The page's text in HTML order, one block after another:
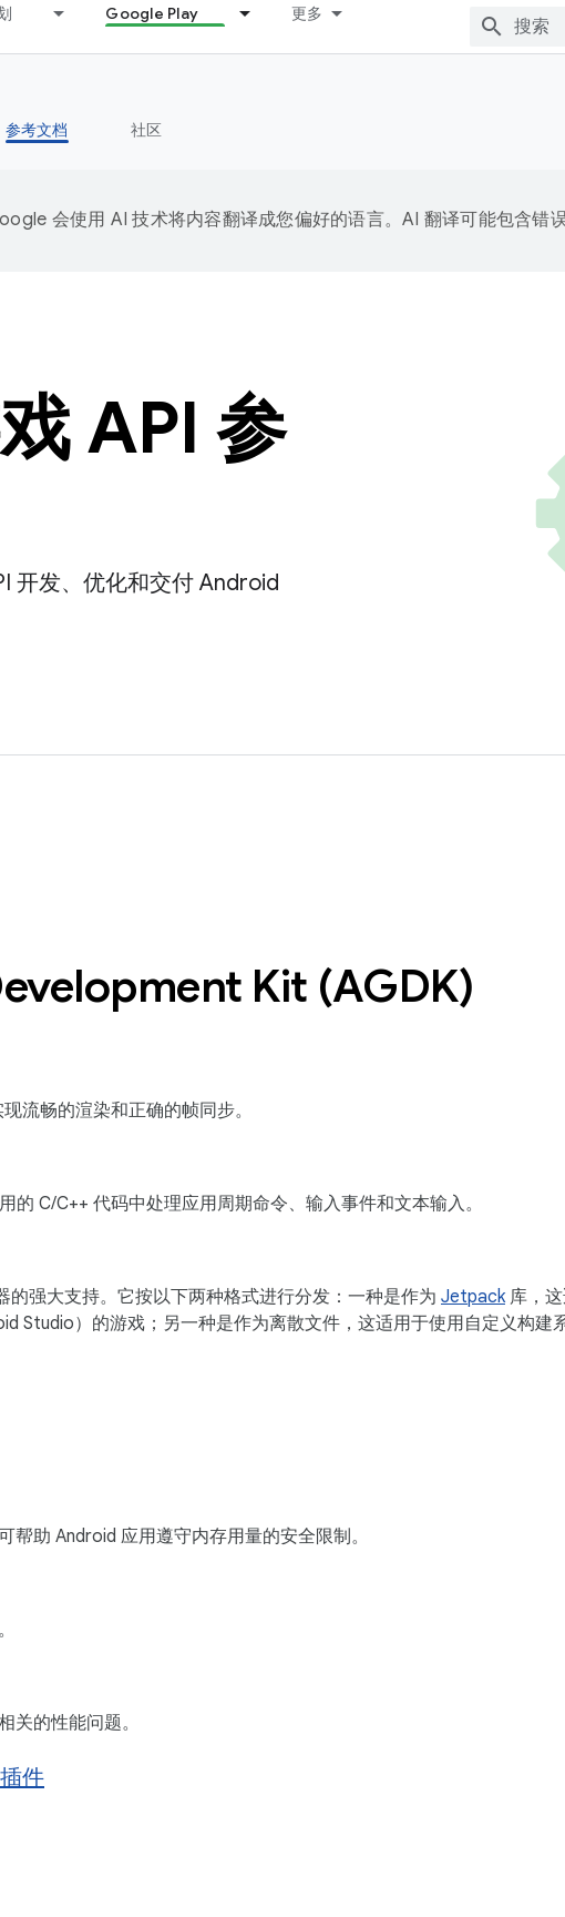
Google Play 更多
参考文档 社区
会使用 AI 技术将内容翻译成您偏好的语言。AI 翻译可能包含错
API 参
开发、优化和交付 Android
Kit (AGDK)
流畅的渲染和正确的帧同步。
C/C++ 代码中处理应用周期命令、输入事件和文本输入。
强大支持。它按以下两种格式进行分发：一种是作为 Jetpack库，
Studio）的游戏；另一种是作为离散文件，这适用于使用自定义构建
助 Android 应用遵守内存用量的安全限制。
关的性能问题。
件